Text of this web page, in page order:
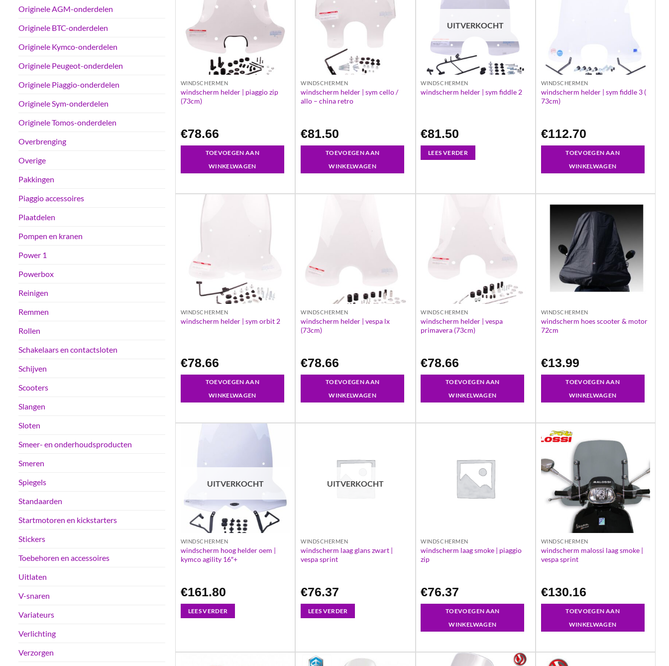
Originele AGM-onderdelen
Originele BTC-onderdelen
Originele Kymco-onderdelen
Originele Peugeot-onderdelen
Originele Piaggio-onderdelen
Originele Sym-onderdelen
Originele Tomos-onderdelen
Overbrenging
Overige
Pakkingen
Piaggio accessoires
Plaatdelen
Pompen en kranen
Power 1
Powerbox
Reinigen
Remmen
Rollen
Schakelaars en contactsloten
Schijven
Scooters
Slangen
Sloten
Smeer- en onderhoudsproducten
Smeren
Spiegels
Standaarden
Startmotoren en kickstarters
Stickers
Toebehoren en accessoires
Uitlaten
V-snaren
Variateurs
Verlichting
Verzorgen
WINDSCHERMEN
windscherm helder | piaggio zip
(73cm)
€78.66
TOEVOEGEN AAN
WINKELWAGEN
WINDSCHERMEN
windscherm helder | sym cello /
allo – china retro
€81.50
TOEVOEGEN AAN
WINKELWAGEN
UITVERKOCHT
WINDSCHERMEN
windscherm helder | sym fiddle 2
€81.50
LEES VERDER
WINDSCHERMEN
windscherm helder | sym fiddle 3 (
73cm)
€112.70
TOEVOEGEN AAN
WINKELWAGEN
WINDSCHERMEN
windscherm helder | sym orbit 2
€78.66
TOEVOEGEN AAN
WINKELWAGEN
WINDSCHERMEN
windscherm helder | vespa lx
(73cm)
€78.66
TOEVOEGEN AAN
WINKELWAGEN
WINDSCHERMEN
windscherm helder | vespa
primavera (73cm)
€78.66
TOEVOEGEN AAN
WINKELWAGEN
WINDSCHERMEN
windscherm hoes scooter & motor
72cm
€13.99
TOEVOEGEN AAN
WINKELWAGEN
UITVERKOCHT
WINDSCHERMEN
windscherm hoog helder oem |
kymco agility 16″+
€161.80
LEES VERDER
UITVERKOCHT
WINDSCHERMEN
windscherm laag glans zwart |
vespa sprint
€76.37
LEES VERDER
WINDSCHERMEN
windscherm laag smoke | piaggio
zip
€76.37
TOEVOEGEN AAN
WINKELWAGEN
WINDSCHERMEN
windscherm malossi laag smoke |
vespa sprint
€130.16
TOEVOEGEN AAN
WINKELWAGEN